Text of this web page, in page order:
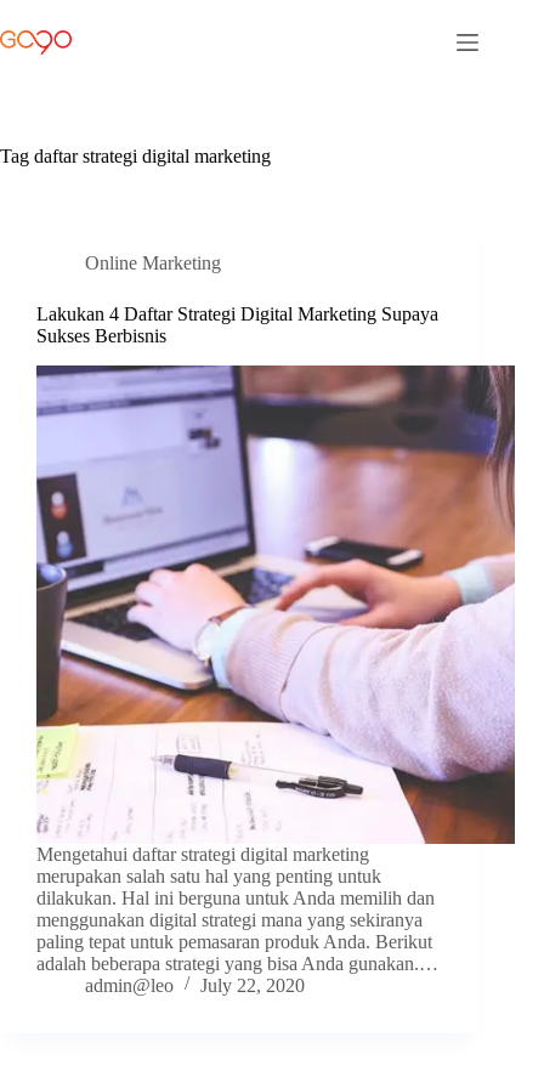
to
content
Tag daftar strategi digital marketing
Online Marketing
Lakukan 4 Daftar Strategi Digital Marketing Supaya
Sukses Berbisnis
Mengetahui daftar strategi digital marketing
merupakan salah satu hal yang penting untuk
dilakukan. Hal ini berguna untuk Anda memilih dan
menggunakan digital strategi mana yang sekiranya
paling tepat untuk pemasaran produk Anda. Berikut
adalah beberapa strategi yang bisa Anda gunakan.…
admin@leo
July 22, 2020